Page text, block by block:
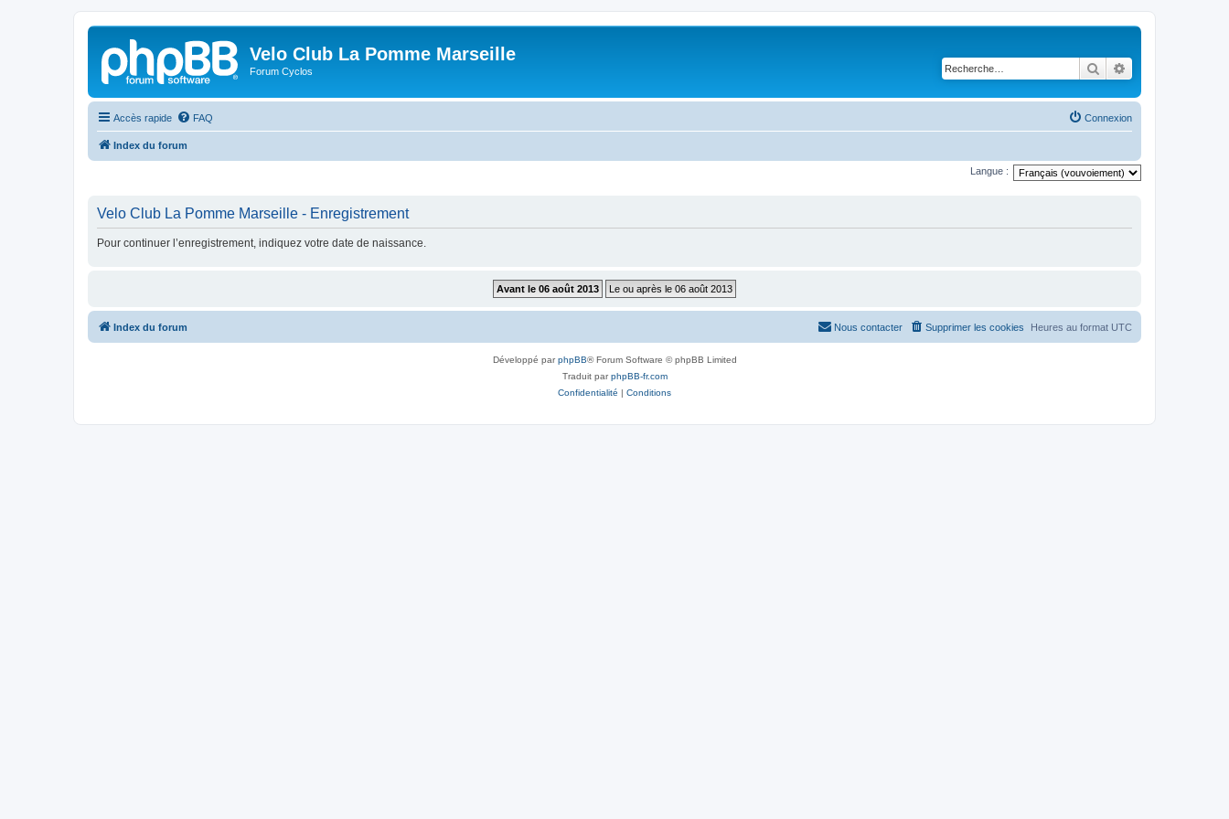
Velo Club La Pomme Marseille
Forum Cyclos Rechercher
Accès rapide FAQ Connexion
Index du forum
Langue :
Velo Club La Pomme Marseille - Enregistrement
Pour continuer l’enregistrement, indiquez votre date de naissance.
Index du forum Heures au format UTC
Supprimer les cookies
Nous contacter
Développé parphpBB® Forum Software © phpBB Limited
Traduit parphpBB-fr.com
Confidentialité | Conditions